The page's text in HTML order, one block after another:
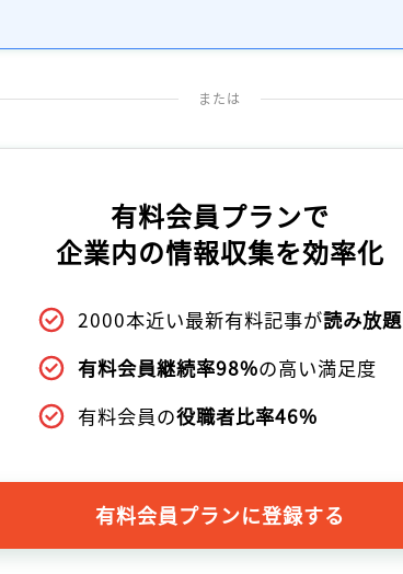
または
有料会員プランで
企業内の情報収集を効率化
2000本近い最新有料記事が読み放題
有料会員継続率98%の高い満足度
有料会員の役職者比率46%
有料会員プランに登録する